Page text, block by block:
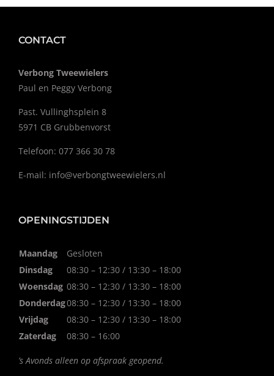
CONTACT
Verbong Tweewielers
Paul en Peggy Verbong
Past. Vullinghsplein 8
5971 CB Grubbenvorst
Telefoon: 077 366 30 78
E-mail: info@verbongtweewielers.nl
OPENINGSTIJDEN
Maandag
Gesloten
Dinsdag
08:30 – 12:30 / 13:30 – 18:00
Woensdag 08:30 – 12:30 / 13:30 – 18:00
Donderdag08:30 – 12:30 / 13:30 – 18:00
Vrijdag
08:30 – 12:30 / 13:30 – 18:00
Zaterdag
08:30 – 16:00
’s Avonds alleen op afspraak geopend.